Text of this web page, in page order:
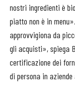
nostri ingredienti è
piatto non è in
approvvigiona da
gli acquisti», spiega
certificazione dei
di persona in